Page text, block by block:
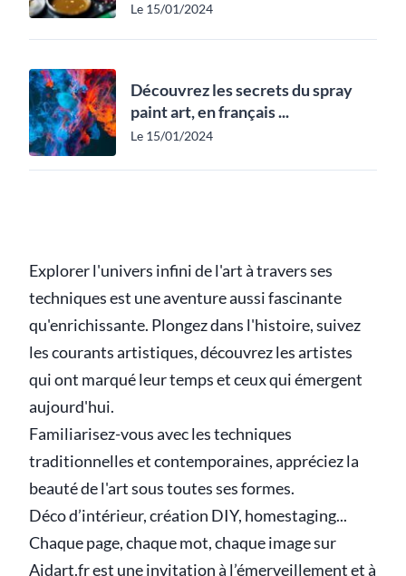
Le 15/01/2024
Découvrez les secrets du spray
paint art, en français ...
Le 15/01/2024
Explorer l'univers infini de l'art à travers ses
techniques est une aventure aussi fascinante
qu'enrichissante. Plongez dans l'histoire, suivez
les courants artistiques, découvrez les artistes
qui ont marqué leur temps et ceux qui émergent
aujourd'hui.
Familiarisez-vous avec les techniques
traditionnelles et contemporaines, appréciez la
beauté de l'art sous toutes ses formes.
Déco d’intérieur, création DIY, homestaging...
Chaque page, chaque mot, chaque image sur
Aidart.fr est une invitation à l’émerveillement et à